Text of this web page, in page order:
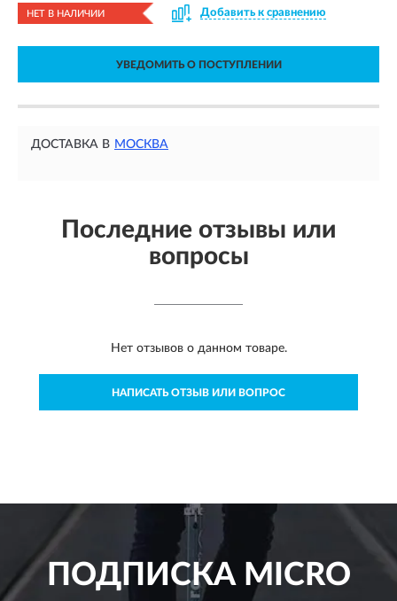
НЕТ В НАЛИЧИИ Добавить к сравнению
УВЕДОМИТЬ О ПОСТУПЛЕНИИ
ДОСТАВКА В МОСКВА
Последние отзывы или
вопросы
Нет отзывов о данном товаре.
НАПИСАТЬ ОТЗЫВ ИЛИ ВОПРОС
ПОДПИСКАMICRO